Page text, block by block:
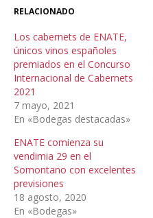
RELACIONADO
Los cabernets de ENATE,
únicos vinos españoles
premiados en el Concurso
Internacional de Cabernets
2021
7 mayo, 2021
En «Bodegas destacadas»
ENATE comienza su
vendimia 29 en el
Somontano con excelentes
previsiones
18 agosto, 2020
En «Bodegas»